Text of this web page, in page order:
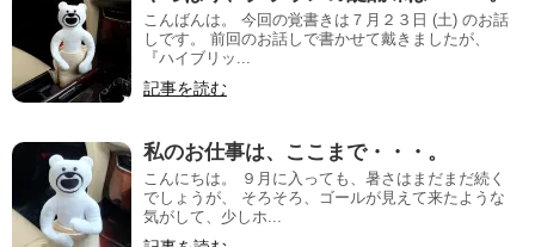
こんばんは。 今回の覚書きは７月２３日 (土) のお話
しです。 前回のお話しで書かせて戴きましたが、
『ハイブリッ...
記事を読む
私のお仕事は、ここまで・・・。
こんにちは。 ９月に入っても、暑さはまだまだ続く
でしょうが、 そろそろ、ゴールが見えて来たような
気がして、少しホ...